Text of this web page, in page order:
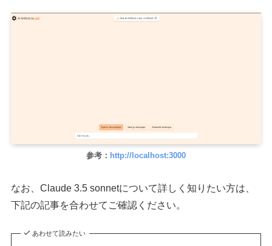
参考： http://localhost:3000
なお、Claude 3.5 sonnetについて詳しく知りたい方は、
下記の記事を合わせてご確認ください。
あわせて読みたい